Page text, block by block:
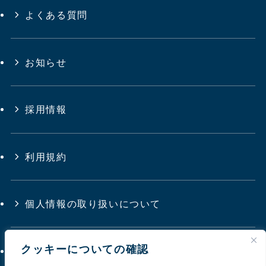
クッキーについての確認
よくある質問
お知らせ
採用情報
利用規約
個人情報の取り扱いについて
サイトマップ